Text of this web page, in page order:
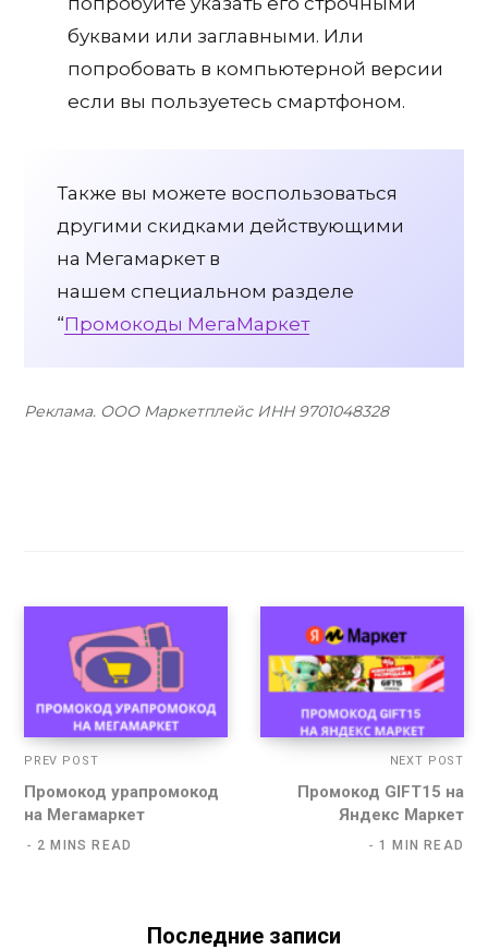
буквами или заглавными. Или
попробовать в компьютерной версии
если вы пользуетесь смартфоном.
Также вы можете воспользоваться
другими скидками действующими
на Мегамаркет в
нашем специальном разделе
“Промокоды МегаМаркет
Реклама. ООО Маркетплейс ИНН 9701048328
PREV POST
Промокод урапромокод
на Мегамаркет
2 MINS READ
NEXT POST
Промокод GIFT15 на
Яндекс Маркет
1 MIN READ
Последние записи